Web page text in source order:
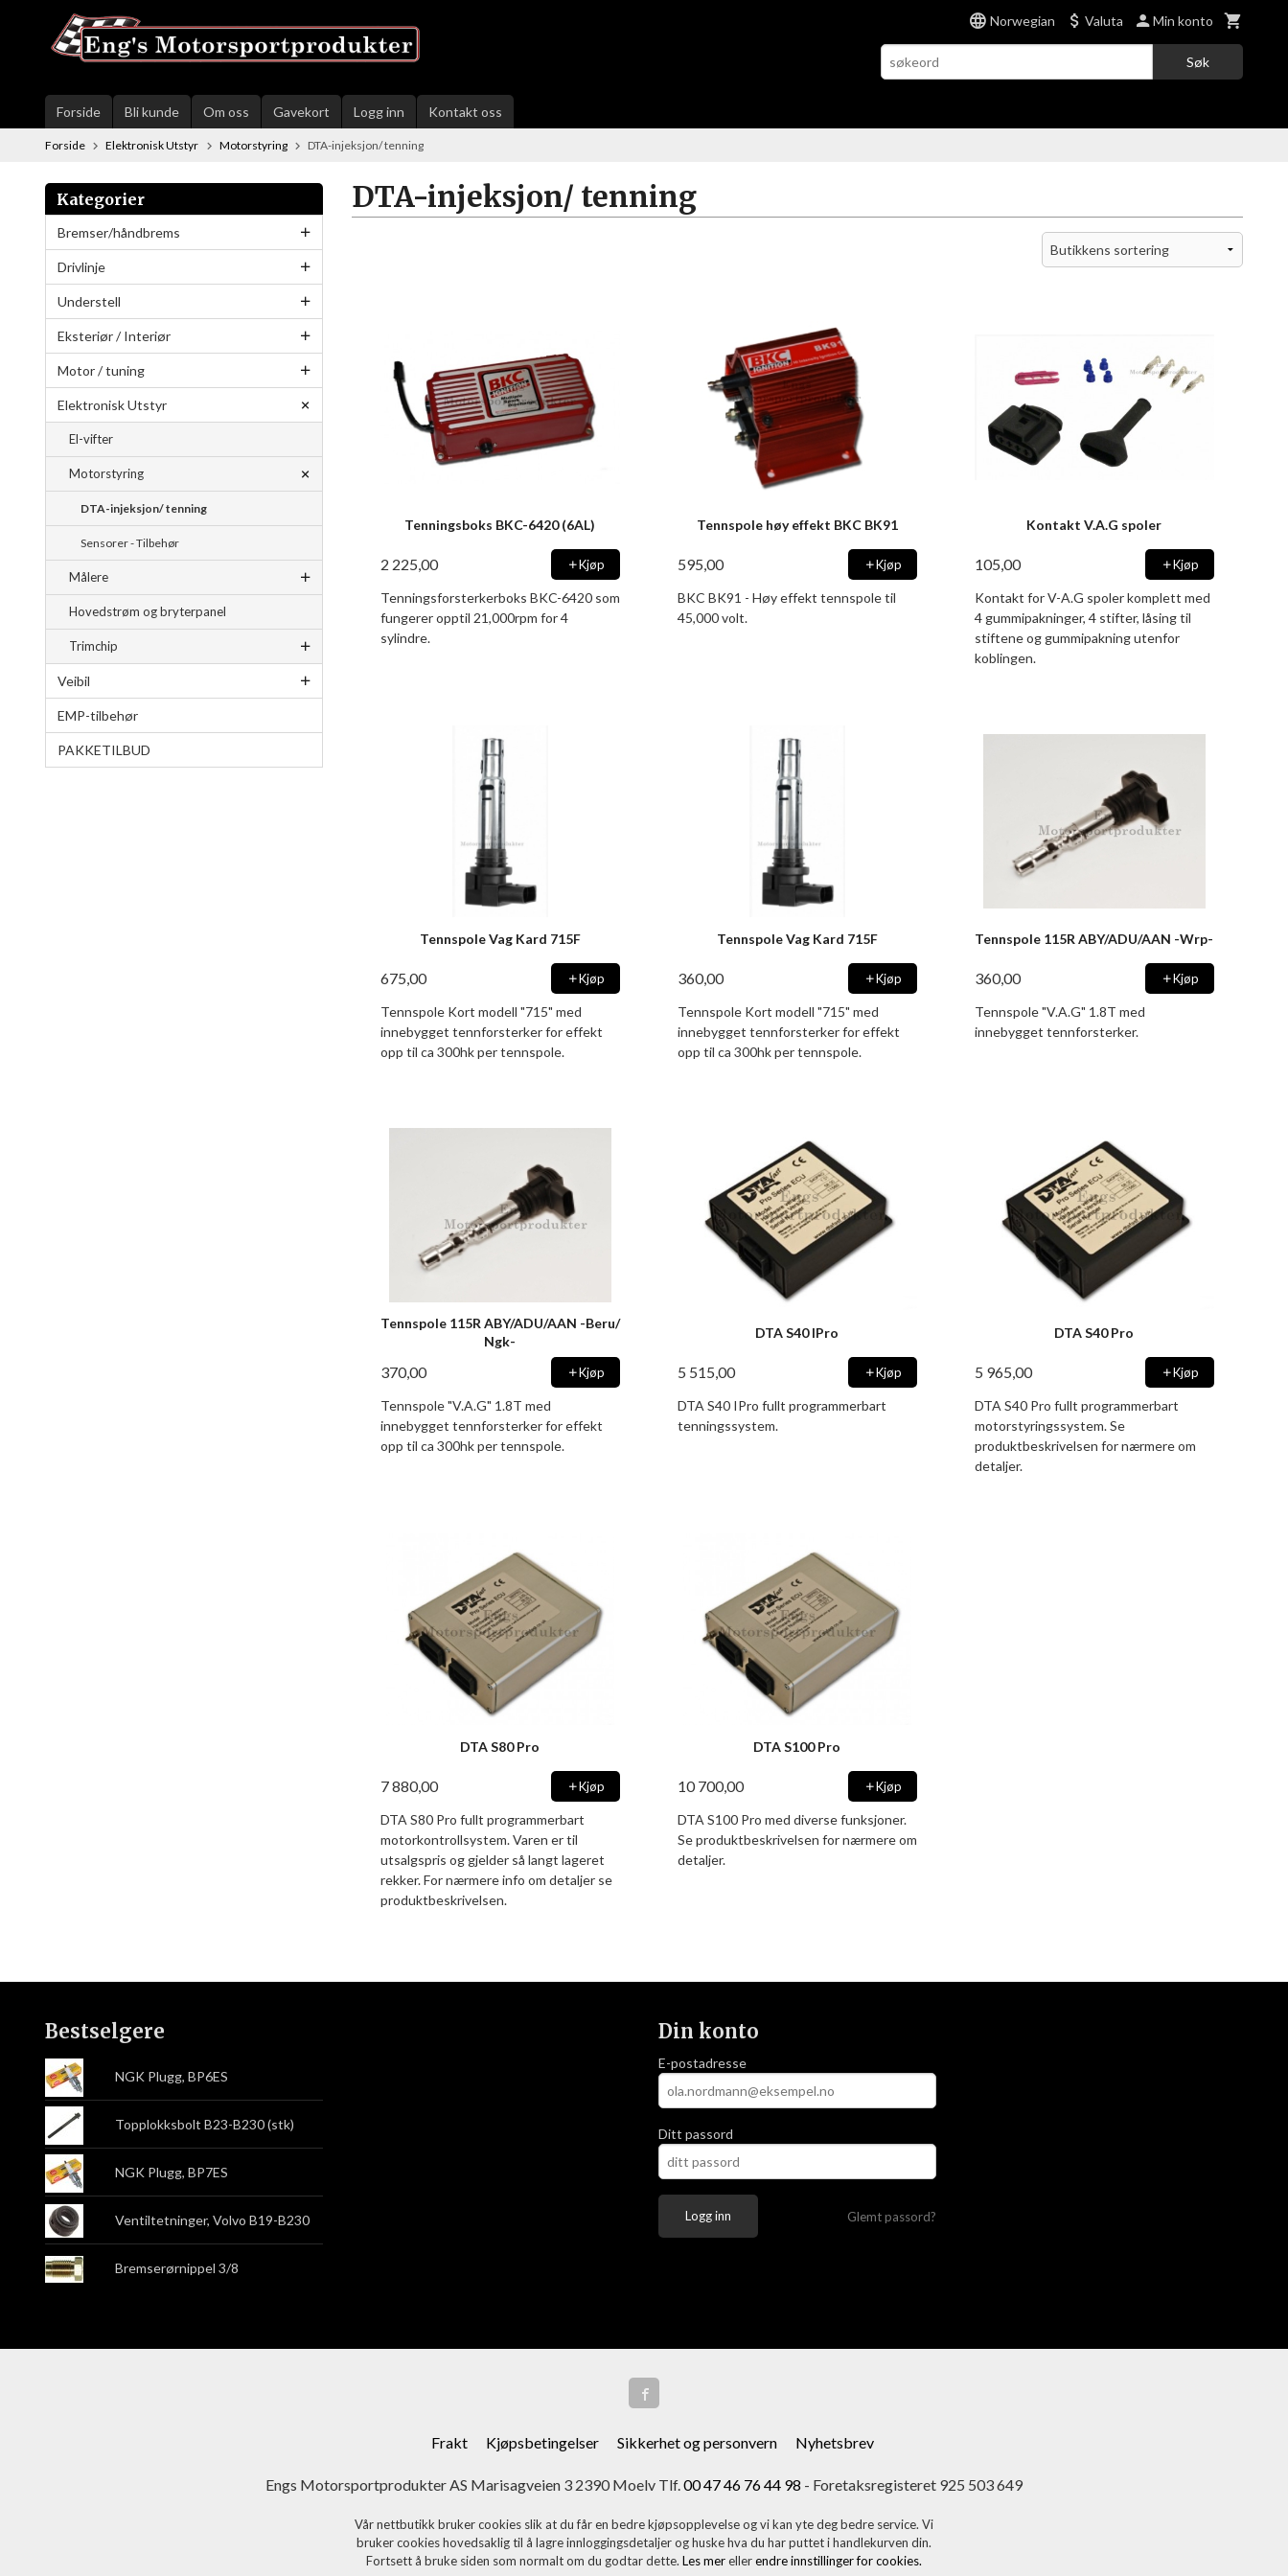
innholdet
Norwegian Valuta Min konto
Søk
Forside Bli kunde Om oss Gavekort Logg inn Kontakt oss
Forside Elektronisk Utstyr Motorstyring DTA-injeksjon/ tenning
Kategorier
Bremser/håndbrems
Drivlinje
Understell
Eksteriør / Interiør
Motor / tuning
Elektronisk Utstyr
El-vifter
Motorstyring
DTA-injeksjon/ tenning
Sensorer - Tilbehør
Målere
Hovedstrøm og bryterpanel
Trimchip
Veibil
EMP-tilbehør
PAKKETILBUD
DTA-injeksjon/ tenning
Tenningsboks BKC-6420 (6AL)
2 225,00 Kjøp
Tenningsforsterkerboks BKC-6420 som
fungerer opptil 21,000rpm for 4
sylindre.
Tennspole høy effekt BKC BK91
595,00 Kjøp
BKC BK91 - Høy effekt tennspole til
45,000 volt.
Kontakt V.A.G spoler
105,00 Kjøp
Kontakt for V-A.G spoler komplett med
4 gummipakninger, 4 stifter, låsing til
stiftene og gummipakning utenfor
koblingen.
Tennspole Vag Kard 715F
675,00 Kjøp
Tennspole Kort modell "715" med
innebygget tennforsterker for effekt
opp til ca 300hk per tennspole.
Tennspole Vag Kard 715F
360,00 Kjøp
Tennspole Kort modell "715" med
innebygget tennforsterker for effekt
opp til ca 300hk per tennspole.
Tennspole 115R ABY/ADU/AAN -Wrp-
360,00 Kjøp
Tennspole "V.A.G" 1.8T med
innebygget tennforsterker.
Tennspole 115R ABY/ADU/AAN -Beru/
Ngk-
370,00 Kjøp
Tennspole "V.A.G" 1.8T med
innebygget tennforsterker for effekt
opp til ca 300hk per tennspole.
DTA S40 IPro
5 515,00 Kjøp
DTA S40 IPro fullt programmerbart
tenningssystem.
DTA S40 Pro
5 965,00 Kjøp
DTA S40 Pro fullt programmerbart
motorstyringssystem. Se
produktbeskrivelsen for nærmere om
detaljer.
DTA S80 Pro
7 880,00 Kjøp
DTA S80 Pro fullt programmerbart
motorkontrollsystem. Varen er til
utsalgspris og gjelder så langt lageret
rekker. For nærmere info om detaljer se
produktbeskrivelsen.
DTA S100 Pro
10 700,00 Kjøp
DTA S100 Pro med diverse funksjoner.
Se produktbeskrivelsen for nærmere om
detaljer.
Bestselgere
NGK Plugg, BP6ES
Topplokksbolt B23-B230 (stk)
NGK Plugg, BP7ES
Ventiltetninger, Volvo B19-B230
Bremserørnippel 3/8
Din konto
E-postadresse
Ditt passord
Glemt passord?
Frakt Kjøpsbetingelser Sikkerhet og personvern Nyhetsbrev
Engs Motorsportprodukter AS Marisagveien 3 2390 Moelv Tlf.00 47 46 76 44 98 - Foretaksregisteret 925 503 649
Vår nettbutikk bruker cookies slik at du får en bedre kjøpsopplevelse og vi kan yte deg bedre service. Vi
bruker cookies hovedsaklig til å lagre innloggingsdetaljer og huske hva du har puttet i handlekurven din.
Fortsett å bruke siden som normalt om du godtar dette. Les merellerendre innstillinger for cookies.